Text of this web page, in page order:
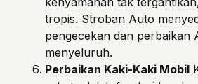
tropis. Stroban Auto
pengecekan dan perbaikan
menyeluruh.
Perbaikan Kaki-Kaki Mobil